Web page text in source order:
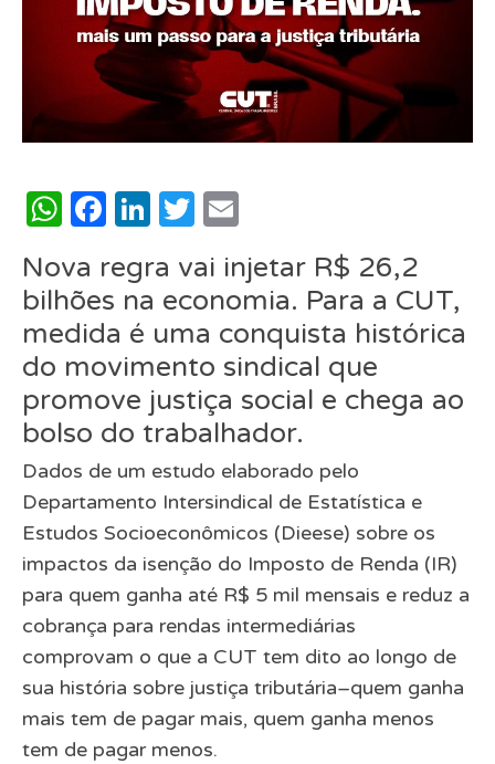
WhatsApp
Facebook
LinkedIn
Twitter
Nova regra vai injetar R$ 26,2
bilhões na economia. Para a CUT,
medida é uma conquista histórica
do movimento sindical que
promove justiça social e chega ao
bolso do trabalhador.
Dados de um estudo elaborado pelo
Departamento Intersindical de Estatística e
Estudos Socioeconômicos (Dieese) sobre os
impactos da isenção do Imposto de Renda (IR)
para quem ganha até R$ 5 mil mensais e reduz a
cobrança para rendas intermediárias
comprovam o que a CUT tem dito ao longo de
sua história sobre justiça tributária–quem ganha
mais tem de pagar mais, quem ganha menos
tem de pagar menos.